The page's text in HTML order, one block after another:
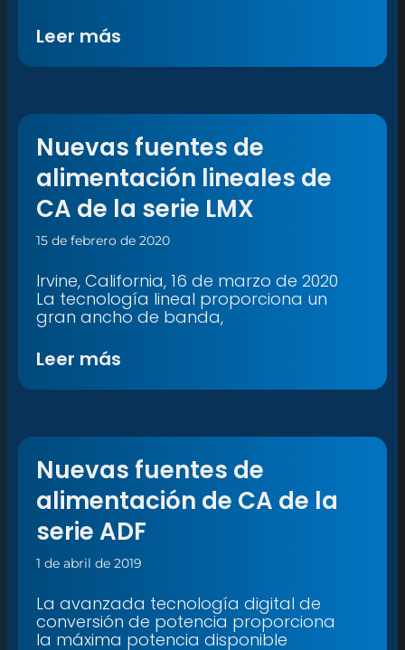
Leer más
Nuevas fuentes de
alimentación lineales de
CA de la serie LMX
15 de febrero de 2020
Irvine, California, 16 de marzo de 2020
La tecnología lineal proporciona un
gran ancho de banda,
Leer más
Nuevas fuentes de
alimentación de CA de la
serie ADF
1 de abril de 2019
La avanzada tecnología digital de
conversión de potencia proporciona
la máxima potencia disponible